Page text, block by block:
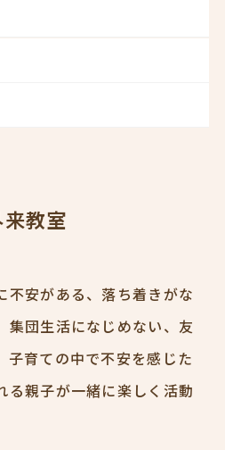
教室
不安がある、落ち着きがな
集団生活になじめない、友
子育ての中で不安を感じた
る親子が一緒に楽しく活動